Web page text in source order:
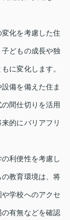
化を考慮した住
どもの成長や独
に変化します。
備を備えた住ま
間仕切りを活用
的にバリアフリ
利便性を考慮し
教育環境は、将
学校へのアクセ
有無などを確認